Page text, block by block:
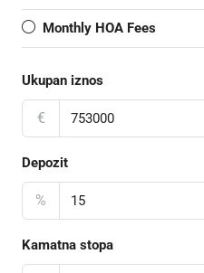
Monthly HOA Fees
Ukupan iznos
€
Depozit
%
Kamatna stopa